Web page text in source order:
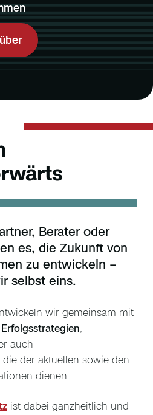
Berater oder
es, die Zukunft von
zu entwickeln –
selbst eins.
wir gemeinsam mit
Erfolgsstrategien,
auch
die der aktuellen sowie den
dienen.
ist dabei ganzheitlich und